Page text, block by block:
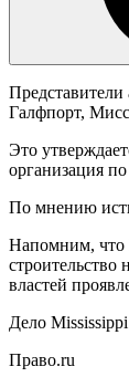
Галфпорт,
Это
организация
По мнению
Напомним, что
властей
Дело
Право.ru